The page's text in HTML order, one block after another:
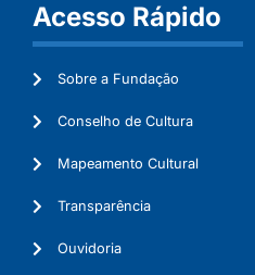
Acesso Rápido
Sobre a Fundação
Conselho de Cultura
Mapeamento Cultural
Transparência
Ouvidoria